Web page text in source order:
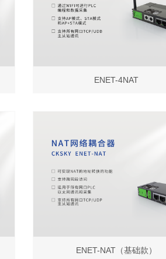
ENET-4NAT
ENET-NAT（基础款）